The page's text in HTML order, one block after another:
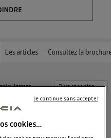
Les articles Consultez la
Jogger -
cookies…
Je continue sans accepter